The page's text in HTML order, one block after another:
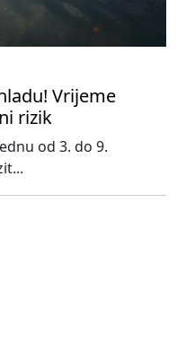
Vrijeme
rizik
od 3. do 9.